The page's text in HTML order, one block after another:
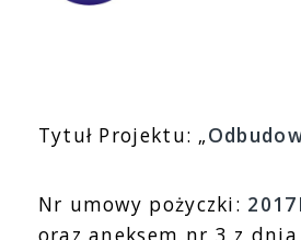
Tytuł Projektu: „
Nr umowy pożyczki:
oraz aneksem nr 3 z